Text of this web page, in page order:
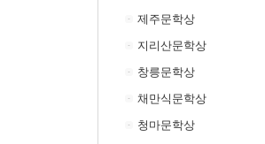
제주문학상
지리산문학상
창릉문학상
채만식문학상
청마문학상